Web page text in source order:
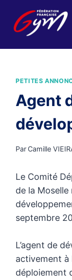
contenu
PETITES
Agent
Par Camille
Le Comité
de la
septembre
L’agent de
activement à
déploiement